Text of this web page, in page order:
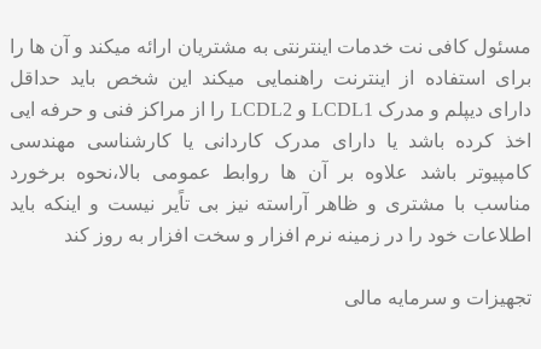
مسئول کافی نت خدمات اینترنتی به مشتریان ارائه میکند و آن ها را
برای استفاده از اینترنت راهنمایی میکند این شخص باید حداقل
دارای دیپلم و مدرک LCDL1 و LCDL2 را از مراکز فنی و حرفه ایی
اخذ کرده باشد یا دارای مدرک کاردانی یا کارشناسی مهندسی
کامپیوتر باشد علاوه بر آن ها روابط عمومی بالا،نحوه برخورد
مناسب با مشتری و ظاهر آراسته نیز بی تاًیر نیست و اینکه باید
اطلاعات خود را در زمینه نرم افزار و سخت افزار به روز کند
تجهیزات و سرمایه مالی